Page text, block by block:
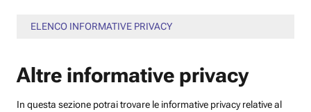
ELENCO INFORMATIVE PRIVACY
Altre informative privacy
In questa sezione potrai trovare le informative privacy relative al